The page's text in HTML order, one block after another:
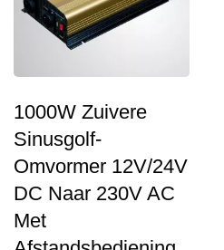
1000W Zuivere
Sinusgolf-
Omvormer 12V/24V
DC Naar 230V AC
Met